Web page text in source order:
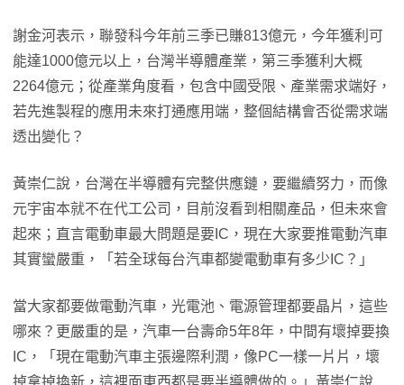
謝金河表示，聯發科今年前三季已賺813億元，今年獲利可
能達1000億元以上，台灣半導體產業，第三季獲利大概
2264億元；從產業角度看，包含中國受限、產業需求端好，
若先進製程的應用未來打通應用端，整個結構會否從需求端
透出變化？
黃崇仁說，台灣在半導體有完整供應鏈，要繼續努力，而像
元宇宙本就不在代工公司，目前沒看到相關產品，但未來會
起來；直言電動車最大問題是要IC，現在大家要推電動汽車
其實蠻嚴重，「若全球每台汽車都變電動車有多少IC？」
當大家都要做電動汽車，光電池、電源管理都要晶片，這些
哪來？更嚴重的是，汽車一台壽命5年8年，中間有壞掉要換
IC，「現在電動汽車主張邊際利潤，像PC一樣一片片，壞